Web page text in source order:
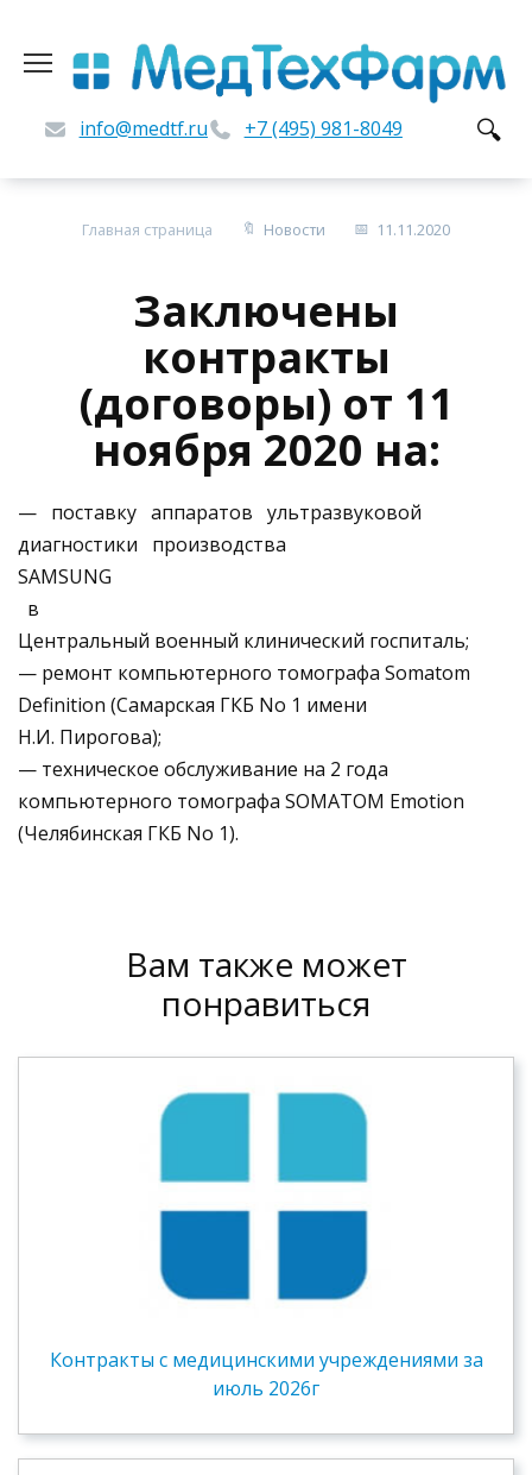
содержанию
info@medtf.ru +7 (495) 981-8049
Главная страница Новости 11.11.2020
Заключены
контракты
(договоры) от 11
ноября 2020 на:
— поставку аппаратов ультразвуковой
диагностики производства
SAMSUNG
в
Центральный военный клинический госпиталь;
— ремонт компьютерного томографа Somatom
Definition (Самарская ГКБ No 1 имени
Н.И. Пирогова);
— техническое обслуживание на 2 года
компьютерного томографа SOMATOM Emotion
(Челябинская ГКБ No 1).
Вам также может
понравиться
Контракты c медицинскими учреждениями за
июль 2026г